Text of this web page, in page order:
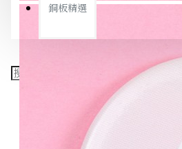
銅板精選